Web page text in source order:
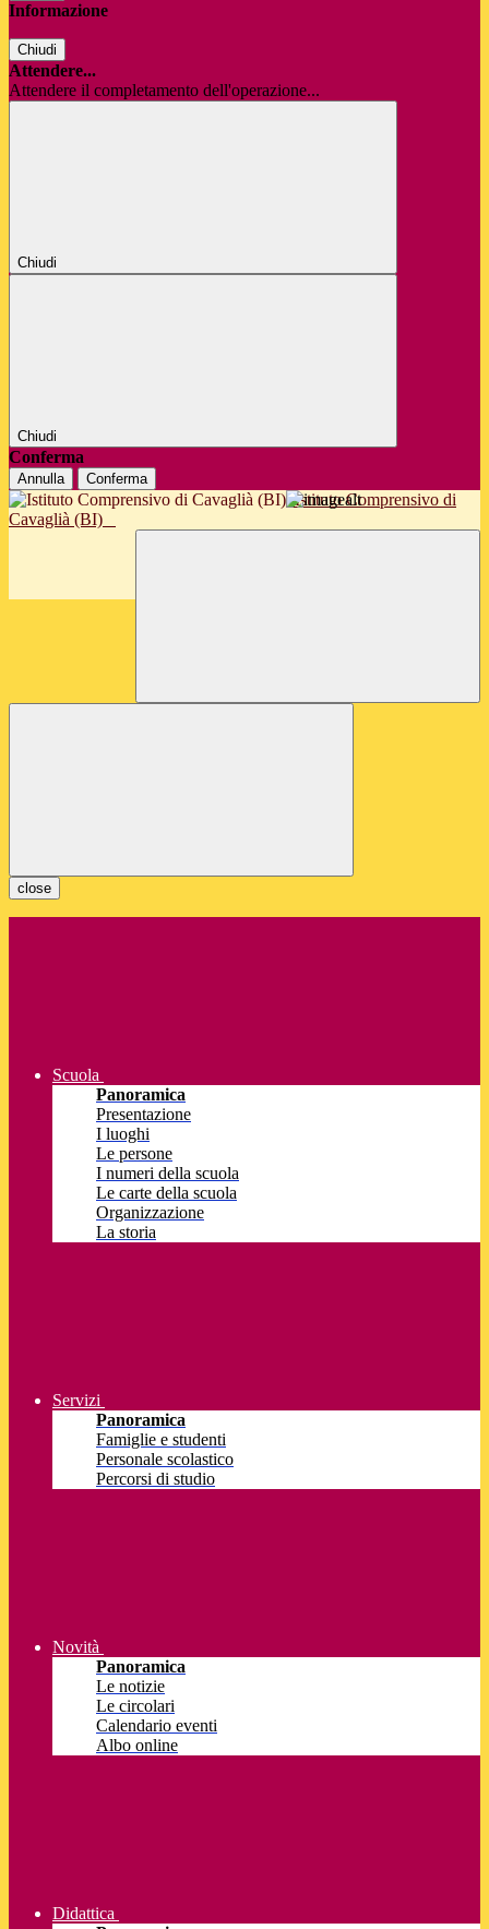
Informazione
Chiudi
Attendere...
Attendere il completamento dell'operazione...
Chiudi
Chiudi
Conferma
Annulla Conferma
Istituto Comprensivo di
Cavaglià (BI)
close
Scuola
Panoramica
Presentazione
I luoghi
Le persone
I numeri della scuola
Le carte della scuola
Organizzazione
La storia
Servizi
Panoramica
Famiglie e studenti
Personale scolastico
Percorsi di studio
Novità
Panoramica
Le notizie
Le circolari
Calendario eventi
Albo online
Didattica